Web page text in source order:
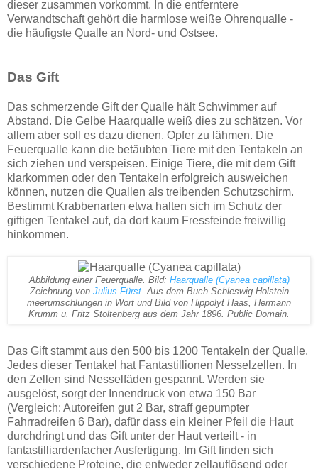
dieser zusammen vorkommt. In die entferntere
Verwandtschaft gehört die harmlose weiße Ohrenqualle -
die häufigste Qualle an Nord- und Ostsee.
Das Gift
Das schmerzende Gift der Qualle hält Schwimmer auf
Abstand. Die Gelbe Haarqualle weiß dies zu schätzen. Vor
allem aber soll es dazu dienen, Opfer zu lähmen. Die
Feuerqualle kann die betäubten Tiere mit den Tentakeln an
sich ziehen und verspeisen. Einige Tiere, die mit dem Gift
klarkommen oder den Tentakeln erfolgreich ausweichen
können, nutzen die Quallen als treibenden Schutzschirm.
Bestimmt Krabbenarten etwa halten sich im Schutz der
giftigen Tentakel auf, da dort kaum Fressfeinde freiwillig
hinkommen.
Abbildung einer Feuerqualle. Bild: Haarqualle (Cyanea capillata)
Zeichnung von Julius Fürst. Aus dem Buch Schleswig-Holstein
meerumschlungen in Wort und Bild von Hippolyt Haas, Hermann
Krumm u. Fritz Stoltenberg aus dem Jahr 1896. Public Domain.
Das Gift stammt aus den 500 bis 1200 Tentakeln der Qualle.
Jedes dieser Tentakel hat Fantastillionen Nesselzellen. In
den Zellen sind Nesselfäden gespannt. Werden sie
ausgelöst, sorgt der Innendruck von etwa 150 Bar
(Vergleich: Autoreifen gut 2 Bar, straff gepumpter
Fahrradreifen 6 Bar), dafür dass ein kleiner Pfeil die Haut
durchdringt und das Gift unter der Haut verteilt - in
fantastilliardenfacher Ausfertigung. Im Gift finden sich
verschiedene Proteine, die entweder zellauflösend oder